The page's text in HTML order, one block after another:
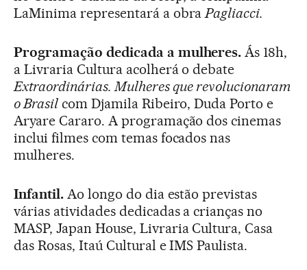
LaMinima representará a obra Pagliacci.
Programação dedicada a mulheres. Ás 18h,
a Livraria Cultura acolherá o debate
Extraordinárias. Mulheres que revolucionaram
o Brasilcom Djamila Ribeiro, Duda Porto e
Aryare Cararo. A programação dos cinemas
inclui filmes com temas focados nas
mulheres.
Infantil. Ao longo do dia estão previstas
várias atividades dedicadas a crianças no
MASP, Japan House, Livraria Cultura, Casa
das Rosas, Itaú Cultural e IMS Paulista.